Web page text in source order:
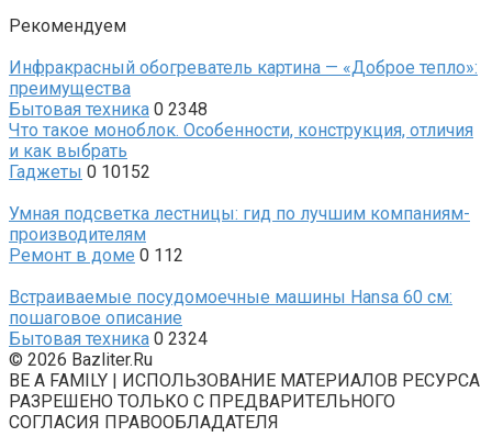
Рекомендуем
Инфракрасный обогреватель картина — «Доброе тепло»:
преимущества
Бытовая техника 0 2348
Что такое моноблок. Особенности, конструкция, отличия
и как выбрать
Гаджеты 0 10152
Умная подсветка лестницы: гид по лучшим компаниям-
производителям
Ремонт в доме 0 112
Встраиваемые посудомоечные машины Hansa 60 см:
пошаговое описание
Бытовая техника 0 2324
© 2026 Bazliter.Ru
BE A FAMILY | ИСПОЛЬЗОВАНИЕ МАТЕРИАЛОВ РЕСУРСА
РАЗРЕШЕНО ТОЛЬКО С ПРЕДВАРИТЕЛЬНОГО
СОГЛАСИЯ ПРАВООБЛАДАТЕЛЯ